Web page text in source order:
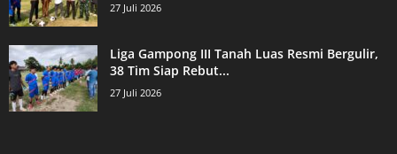
27 Juli 2026
Liga Gampong III Tanah Luas Resmi Bergulir,
38 Tim Siap Rebut...
27 Juli 2026